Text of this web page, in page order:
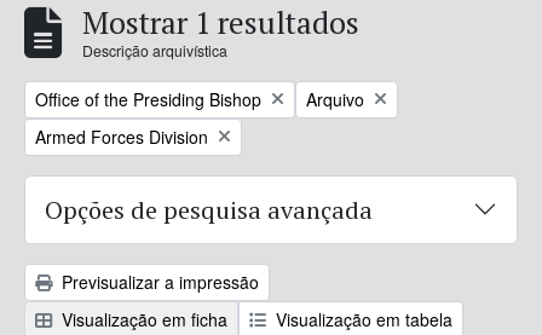
Mostrar 1 resultados
Descrição arquivística
Remove filter:
Office of the Presiding Bishop Remove filter:
Arquivo
Remove filter:
Armed Forces Division
Opções de pesquisa avançada
Previsualizar a impressão
Visualização em ficha
Visualização em tabela